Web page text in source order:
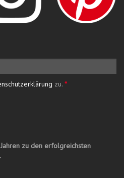
zu. *
zu den erfolgreichsten